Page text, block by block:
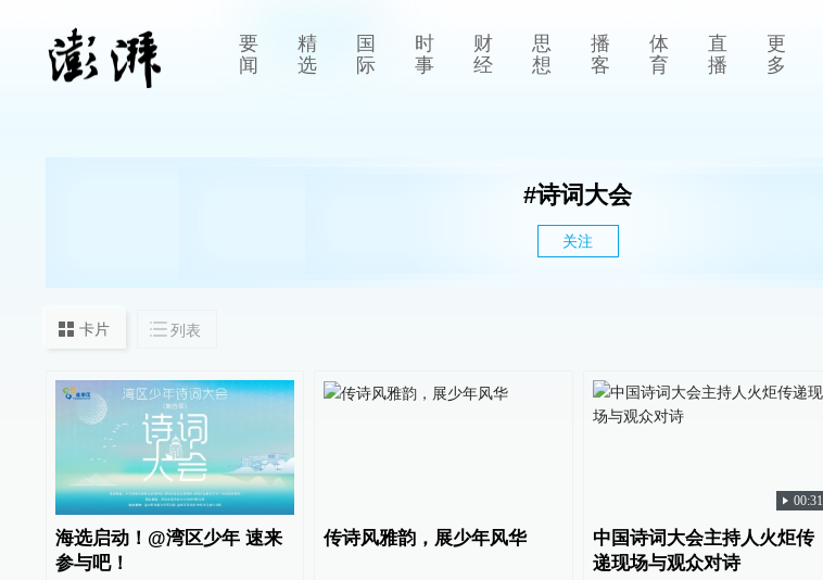
要
闻
精
选
国
际
时
事
财
经
思
想
播
客
体
育
直
播
更
多
#诗词大会
关注
卡片 列表
海选启动！@湾区少年 速来
参与吧！
传诗风雅韵，展少年风华
00:31
中国诗词大会主持人火炬传
递现场与观众对诗